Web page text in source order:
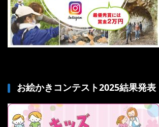
お絵かきコンテスト2025結果発表